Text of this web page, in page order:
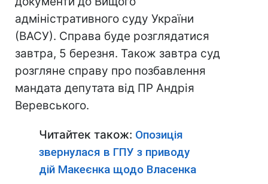
адміністративного суду України
(ВАСУ). Справа буде розглядатися
завтра, 5 березня. Також завтра суд
розгляне справу про позбавлення
мандата депутата від ПР Андрія
Веревського.
Читайтек також: Опозиція
звернулася в ГПУ з приводу
дій Макеєнка щодо Власенка